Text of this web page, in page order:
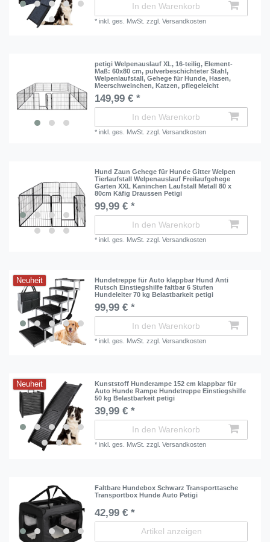
In den Warenkorb
*inkl. ges. MwSt. zzgl.Versandkosten
petigi Welpenauslauf XL, 16-teilig, Element-
Maß: 60x80 cm, pulverbeschichteter Stahl,
Welpenlaufstall, Gehege für Hunde, Hasen,
Meerschweinchen, Katzen, pflegeleicht
149,99 € *
In den Warenkorb
*inkl. ges. MwSt. zzgl.Versandkosten
Hund Zaun Gehege für Hunde Gitter Welpen
Tierlaufstall Welpenauslauf Freilaufgehege
Garten XXL Kaninchen Laufstall Metall 80 x
80cm Käfig Draussen Petigi
99,99 € *
In den Warenkorb
*inkl. ges. MwSt. zzgl.Versandkosten
Neuheit
Hundetreppe für Auto klappbar Hund Anti
Rutsch Einstiegshilfe faltbar 6 Stufen
Hundeleiter 70 kg Belastbarkeit petigi
99,99 € *
In den Warenkorb
*inkl. ges. MwSt. zzgl.Versandkosten
Neuheit
Kunststoff Hunderampe 152 cm klappbar für
Auto Hunde Rampe Hundetreppe Einstiegshilfe
50 kg Belastbarkeit petigi
39,99 € *
In den Warenkorb
*inkl. ges. MwSt. zzgl.Versandkosten
Faltbare Hundebox Schwarz Transporttasche
Transportbox Hunde Auto Petigi
42,99 € *
Artikel anzeigen